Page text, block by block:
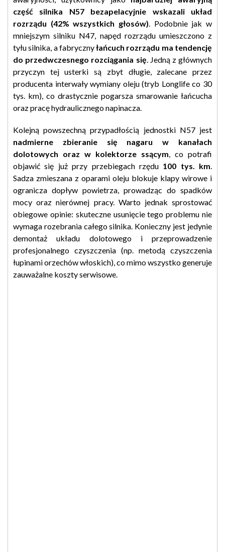
część silnika N57 bezapelacyjnie wskazali układ
rozrządu (42% wszystkich głosów). Podobnie jak w
mniejszym silniku N47, napęd rozrządu umieszczono z
tyłu silnika, a fabrycznyłańcuch rozrządu ma tendencję
do przedwczesnego rozciągania się. Jedną z głównych
przyczyn tej usterki są zbyt długie, zalecane przez
producenta interwały wymiany oleju (tryb Longlife co 30
tys. km), co drastycznie pogarsza smarowanie łańcucha
oraz pracę hydraulicznego napinacza.
Kolejną powszechną przypadłością jednostki N57 jest
nadmierne zbieranie się nagaru w kanałach
dolotowych oraz w kolektorze ssącym, co potrafi
objawić się już przy przebiegach rzędu 100 tys. km.
Sadza zmieszana z oparami oleju blokuje klapy wirowe i
ogranicza dopływ powietrza, prowadząc do spadków
mocy oraz nierównej pracy. Warto jednak sprostować
obiegowe opinie: skuteczne usunięcie tego problemu nie
wymaga rozebrania całego silnika. Konieczny jest jedynie
demontaż układu dolotowego i przeprowadzenie
profesjonalnego czyszczenia (np. metodą czyszczenia
łupinami orzechów włoskich), co mimo wszystko generuje
zauważalne koszty serwisowe.